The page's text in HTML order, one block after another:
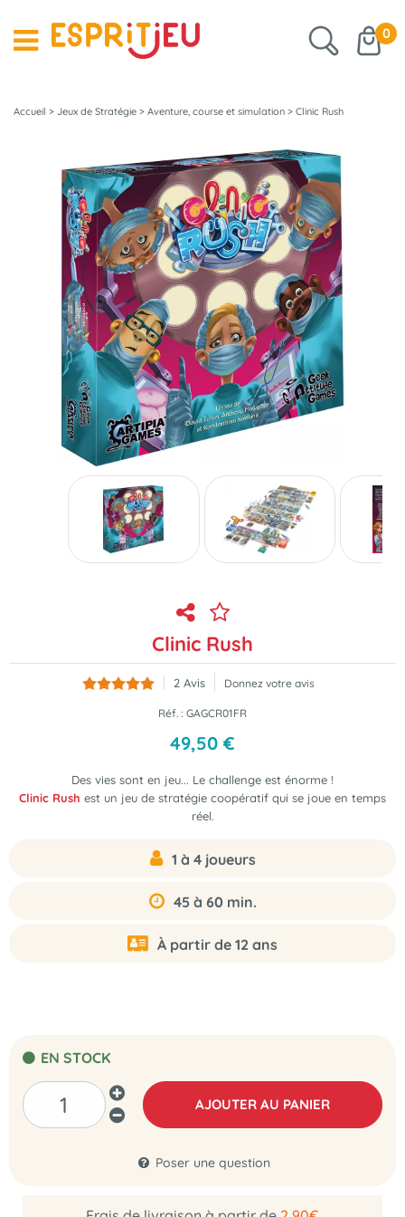
0
Accueil > Jeux de Stratégie > Aventure, course et simulation > Clinic Rush
Clinic Rush
2 Avis Donnez votre avis
Réf. : GAGCR01FR
49,50 €
Des vies sont en jeu... Le challenge est énorme !
Clinic Rush est un jeu de stratégie coopératif qui se joue en temps
réel.
1 à 4 joueurs
45 à 60 min.
À partir de 12 ans
EN STOCK
AJOUTER AU PANIER
Poser une question